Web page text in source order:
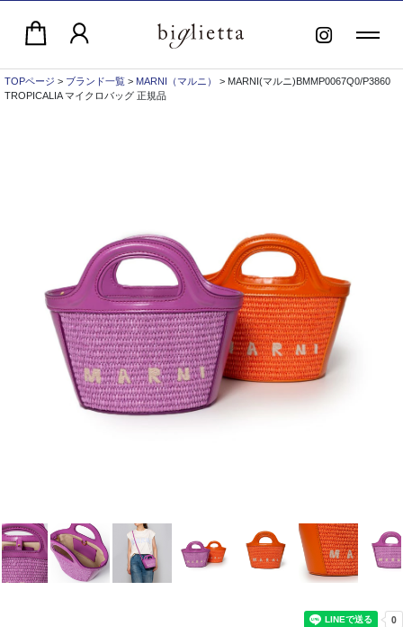
TOPページ > ブランド一覧 > MARNI（マルニ）
> MARNI(マルニ)BMMP0067Q0/P3860
TROPICALIA マイクロバッグ 正規品